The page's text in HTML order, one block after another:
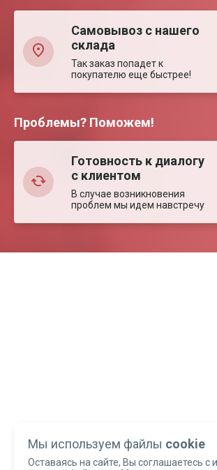
Самовывоз с нашего
склада
Так заказ попадет к
покупателю еще быстрее!
Проблемы? Поможем!
Готовность к диалогу
с клиентом
В случае возникновения
проблем мы идем навстречу
Мы используем файлы cookie
Оставаясь на сайте, Вы соглашаетесь с